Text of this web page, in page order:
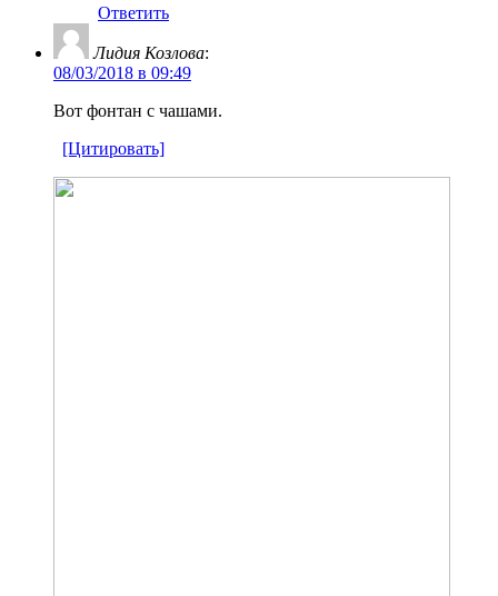
Ответить
Лидия Козлова:
08/03/2018 в 09:49
Вот фонтан с чашами.
[Цитировать]